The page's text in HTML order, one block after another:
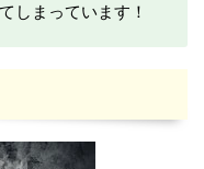
しまっています！